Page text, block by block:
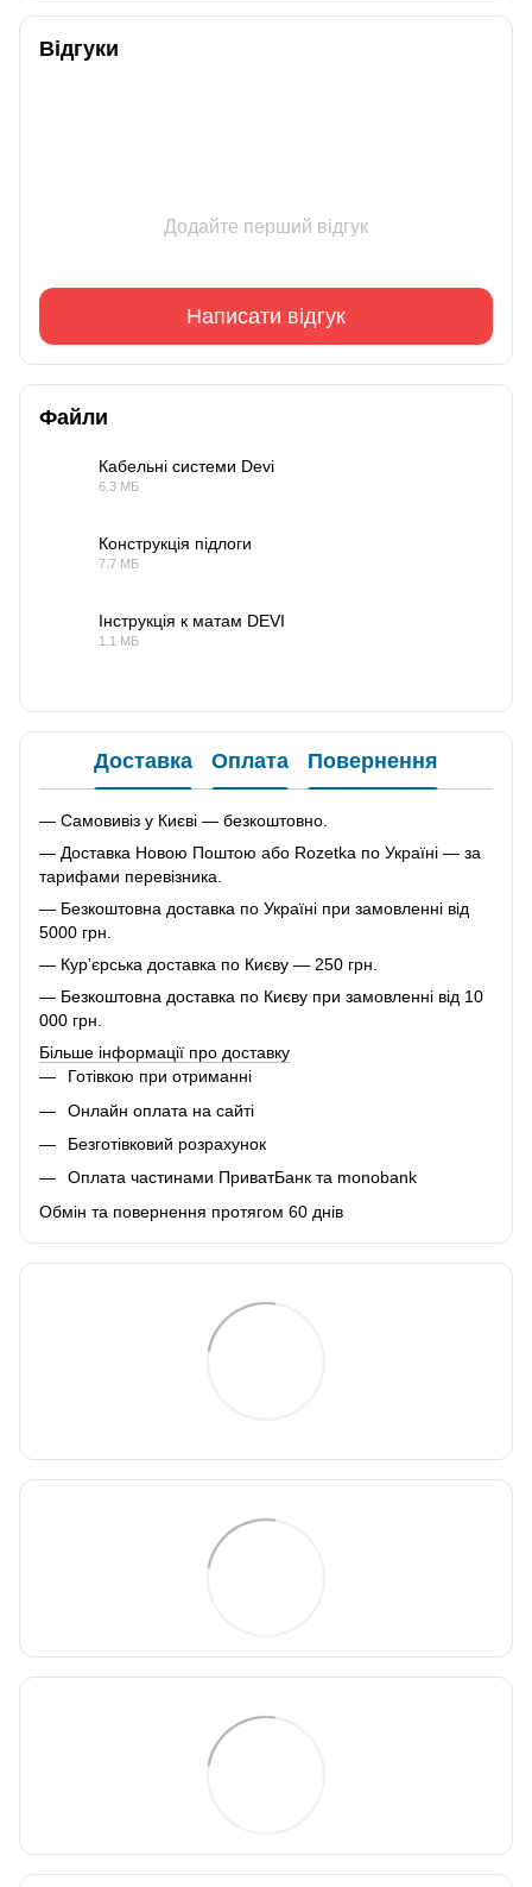
Відгуки
Додайте перший відгук
Написати відгук
Файли
Кабельні системи Devi
6.3 МБ
Конструкція підлоги
7.7 МБ
Інструкція к матам DEVI
1.1 МБ
Доставка Оплата Повернення
— Самовивіз у Києві — безкоштовно.
— Доставка Новою Поштою або Rozetka по Україні — за
тарифами перевізника.
— Безкоштовна доставка по Україні при замовленні від
5000 грн.
— Кур’єрська доставка по Києву — 250 грн.
— Безкоштовна доставка по Києву при замовленні від 10
000 грн.
Більше інформації про доставку
Готівкою при отриманні
Онлайн оплата на сайті
Безготівковий розрахунок
Оплата частинами ПриватБанк та monobank
Обмін та повернення протягом 60 днів